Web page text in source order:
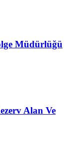
Müdürlüğü
Alan Ve